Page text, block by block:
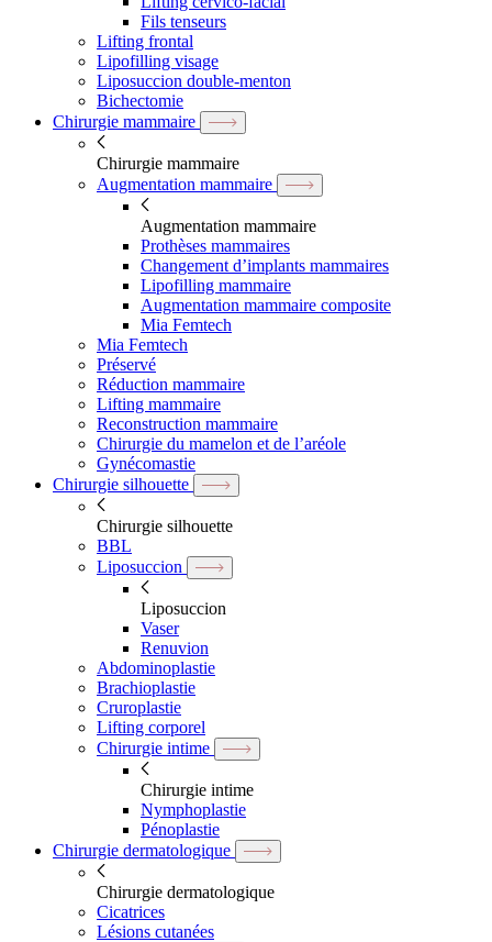
Fils tenseurs
Lifting frontal
Lipofilling visage
Liposuccion double-menton
Bichectomie
Chirurgie mammaire
Chirurgie mammaire
Augmentation mammaire
Augmentation mammaire
Prothèses mammaires
Changement d’implants mammaires
Lipofilling mammaire
Augmentation mammaire composite
Mia Femtech
Mia Femtech
Préservé
Réduction mammaire
Lifting mammaire
Reconstruction mammaire
Chirurgie du mamelon et de l’aréole
Gynécomastie
Chirurgie silhouette
Chirurgie silhouette
BBL
Liposuccion
Liposuccion
Vaser
Renuvion
Abdominoplastie
Brachioplastie
Cruroplastie
Lifting corporel
Chirurgie intime
Chirurgie intime
Nymphoplastie
Pénoplastie
Chirurgie dermatologique
Chirurgie dermatologique
Cicatrices
Lésions cutanées